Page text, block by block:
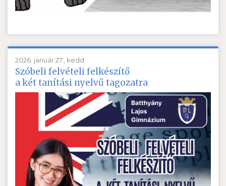
2026. január 27., kedd
Szóbeli felvételi felkészítő
a két tanítási nyelvű tagozatra